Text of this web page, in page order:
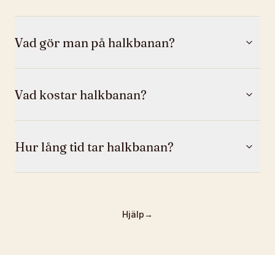
Vad gör man på halkbanan?
Vad kostar halkbanan?
Hur lång tid tar halkbanan?
Hjälp→